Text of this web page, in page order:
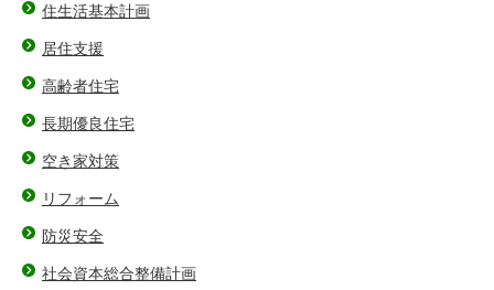
住生活基本計画
居住支援
高齢者住宅
長期優良住宅
空き家対策
リフォーム
防災安全
社会資本総合整備計画